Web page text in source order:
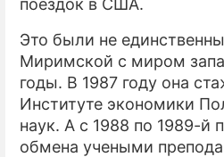
поездок в США.
Это были не
Миримской с миром
годы. В 1987 году она
Институте экономики
наук. А с 1988 по 1989-й
обмена учеными